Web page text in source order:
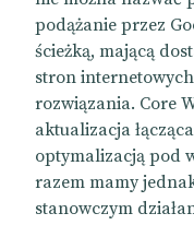
podążanie przez
ścieżką, mającą
stron
rozwiązania. Core
aktualizacja
optymalizacją pod
razem mamy
stanowczym